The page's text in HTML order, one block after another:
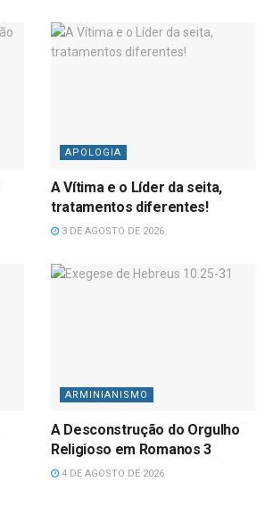
APOLOGIA
A Vítima e o Líder da seita,
tratamentos diferentes!
3 DE AGOSTO DE 2026
ARMINIANISMO
A Desconstrução do Orgulho
Religioso em Romanos 3
4 DE AGOSTO DE 2026